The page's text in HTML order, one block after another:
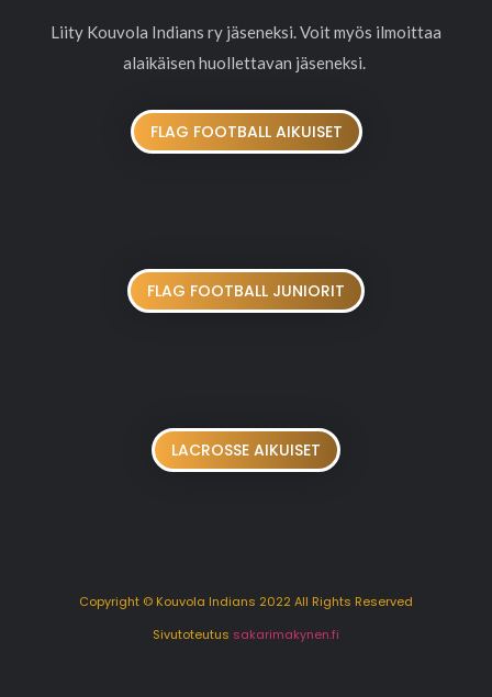
Liity Kouvola Indians ry jäseneksi. Voit myös ilmoittaa
alaikäisen huollettavan jäseneksi.
FLAG FOOTBALL AIKUISET
FLAG FOOTBALL JUNIORIT
LACROSSE AIKUISET
Copyright © Kouvola Indians 2022 All Rights Reserved
Sivutoteutus sakarimakynen.fi